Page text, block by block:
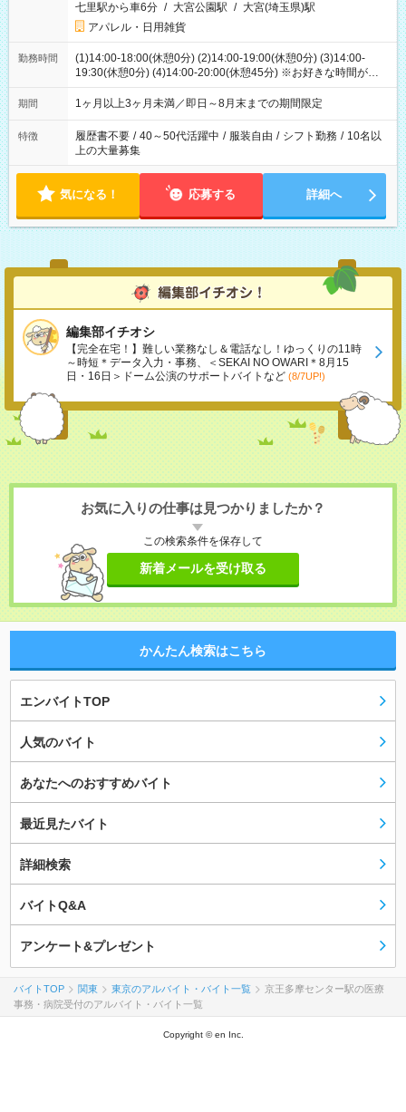
七里駅から車6分 / 大宮公園駅 / 大宮(埼玉県)駅
アパレル・日用雑貨
勤務時間
(1)14:00-18:00(休憩0分) (2)14:00-19:00(休憩0分) (3)14:00-
19:30(休憩0分) (4)14:00-20:00(休憩45分) ※お好きな時間が選べ
ます
期間 1ヶ月以上3ヶ月未満／即日～8月末までの期間限定
特徴 履歴書不要 / 40～50代活躍中 / 服装自由 / シフト勤務 / 10名以
上の大量募集
気になる！ 応募する 詳細へ
編集部イチオシ
【完全在宅！】難しい業務なし＆電話なし！ゆっくりの11時
～時短＊データ入力・事務、＜SEKAI NO OWARI＊8月15
日・16日＞ドーム公演のサポートバイトなど (8/7UP!)
お気に入りの仕事は見つかりましたか？
この検索条件を保存して
新着メールを受け取る
かんたん検索はこちら
エンバイトTOP
人気のバイト
あなたへのおすすめバイト
最近見たバイト
詳細検索
バイトQ&A
アンケート&プレゼント
バイトTOP 関東 東京のアルバイト・バイト一覧
京王多摩センター駅の医療
事務・病院受付のアルバイト・バイト一覧
Copyright © en Inc.